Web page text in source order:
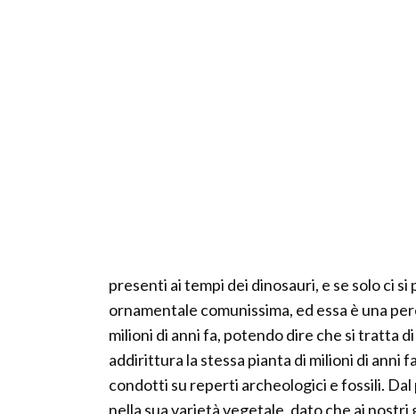
presenti ai tempi dei dinosauri, e se solo ci
ornamentale comunissima, ed essa è una
milioni di anni fa, potendo dire che si tratta
addirittura la stessa pianta di milioni di anni
condotti su reperti archeologici e fossili.
nella sua varietà vegetale, dato che ai